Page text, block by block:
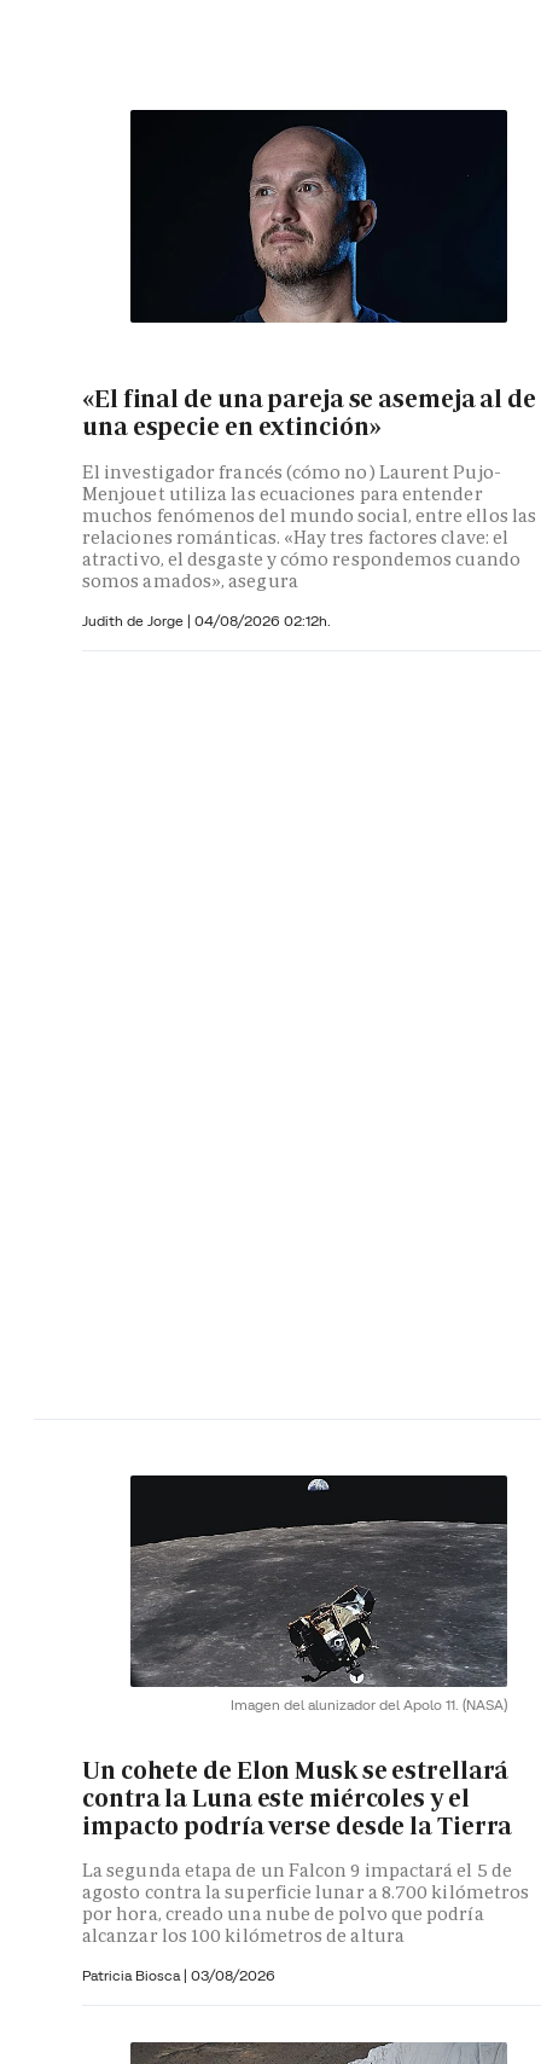
«El final de una pareja se asemeja al de
una especie en extinción»
El investigador francés (cómo no) Laurent Pujo-
Menjouet utiliza las ecuaciones para entender
muchos fenómenos del mundo social, entre ellos las
relaciones románticas. «Hay tres factores clave: el
atractivo, el desgaste y cómo respondemos cuando
somos amados», asegura
Judith de Jorge | 04/08/2026 02:12h.
Imagen del alunizador del Apolo 11. (NASA)
Un cohete de Elon Musk se estrellará
contra la Luna este miércoles y el
impacto podría verse desde la Tierra
La segunda etapa de un Falcon 9 impactará el 5 de
agosto contra la superficie lunar a 8.700 kilómetros
por hora, creado una nube de polvo que podría
alcanzar los 100 kilómetros de altura
Patricia Biosca | 03/08/2026